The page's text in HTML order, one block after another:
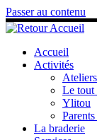
Passer au contenu
Accueil
Activités
Le tout
Ylitou
La braderie